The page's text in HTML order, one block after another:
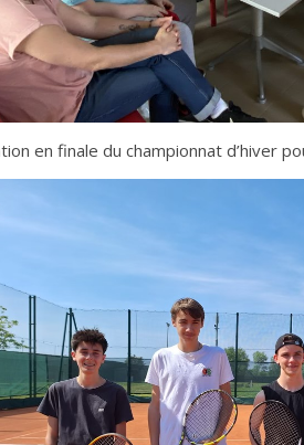
en finale du championnat d’hiver